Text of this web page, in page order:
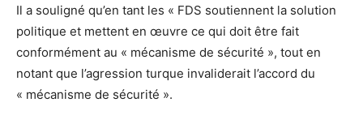
Il a souligné qu’en tant les « FDS soutiennent la solution
politique et mettent en œuvre ce qui doit être fait
conformément au « mécanisme de sécurité », tout en
notant que l’agression turque invaliderait l’accord du
« mécanisme de sécurité ».